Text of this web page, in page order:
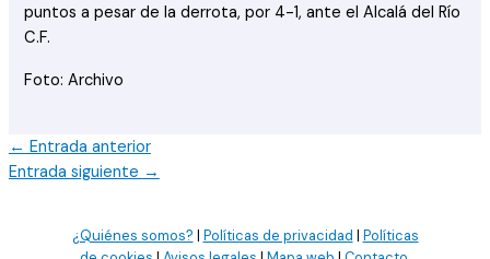
puntos a pesar de la derrota, por 4-1, ante el Alcalá del Río
C.F.
Foto: Archivo
← Entrada anterior
Entrada siguiente →
¿Quiénes somos? | Políticas de privacidad | Políticas